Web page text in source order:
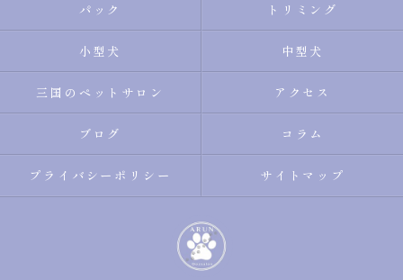
パック トリミング
小型犬 中型犬
三国のペットサロン アクセス
ブログ コラム
プライバシーポリシー サイトマップ